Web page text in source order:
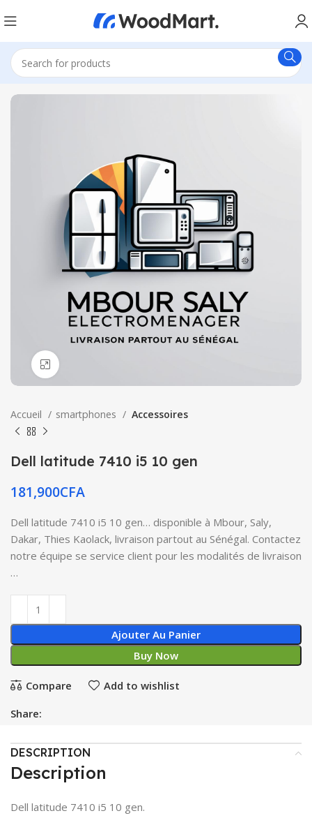
Accueil smartphones Accessoires
Dell latitude 7410 i5 10 gen
181,900CFA
Dell latitude 7410 i5 10 gen… disponible à Mbour, Saly,
Dakar, Thies Kaolack, livraison partout au Sénégal. Contactez
notre équipe se service client pour les modalités de livraison
…
Ajouter Au Panier
Buy Now
Compare Add to wishlist
Share:
DESCRIPTION
Description
Dell latitude 7410 i5 10 gen.